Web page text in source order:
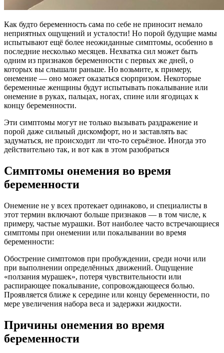
Как будто беременность сама по себе не приносит немало
неприятных ощущений и усталости! Но порой будущие мамы
испытывают ещё более неожиданные симптомы, особенно в
последние несколько месяцев. Нехватка сил может быть
одним из признаков беременности с первых же дней, о
которых вы слышали раньше. Но возьмите, к примеру,
онемение — оно может оказаться сюрпризом. Некоторые
беременные женщины будут испытывать покалывание или
онемение в руках, пальцах, ногах, спине или ягодицах к
концу беременности.
Эти симптомы могут не только вызывать раздражение и
порой даже сильный дискомфорт, но и заставлять вас
задуматься, не происходит ли что-то серьёзное. Иногда это
действительно так, и вот как в этом разобраться
Симптомы онемения во время
беременности
Онемение не у всех протекает одинаково, и специалисты в
этот термин включают больше признаков — в том числе, к
примеру, частые мурашки. Вот наиболее часто встречающиеся
симптомы при онемении или покалывании во время
беременности:
Обострение симптомов при пробуждении, среди ночи или
при выполнении определённых движений. Ощущение
«ползания мурашек», потеря чувствительности или
распирающее покалывание, сопровождающееся болью.
Проявляется ближе к середине или концу беременности, по
мере увеличения набора веса и задержки жидкости.
Причины онемения во время
беременности